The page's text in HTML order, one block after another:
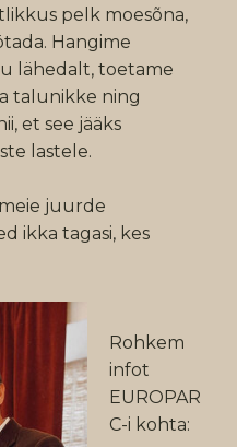
pelk moesõna,
Hangime
lähedalt, toetame
talunikke ning
et see jääks
lastele.
juurde
ikka tagasi, kes
Rohkem
infot
EUROPAR
C-i kohta: